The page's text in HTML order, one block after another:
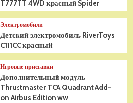
T777TT 4WD красный Spider
Электромобили
Детский электромобиль RiverToys
C111CC красный
Игровые приставки
Дополнительный модуль
Thrustmaster TCA Quadrant Add-
on Airbus Edition ww